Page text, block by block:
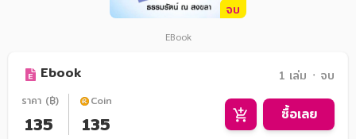
จบ
EBook
Ebook 1 เล่ม ᛫ จบ
ราคา (฿)
135
Coin
135 ซื้อเลย